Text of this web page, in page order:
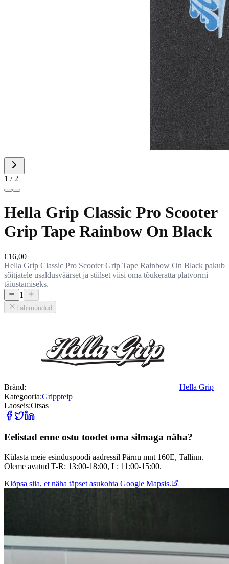
1 / 2
Hella Grip Classic Pro Scooter
Grip Tape Rainbow On Black
€16,00
Hella Grip Classic Pro Scooter Grip Tape Rainbow On Black pakub
sõitjatele usaldusväärset ja stiilset viisi oma tõukeratta platvormi
täiustamiseks.
1
Läbimüüdud
Bränd:
Hella Grip
Kategooria:Grippteip
Laoseis:Otsas
Eelistad enne ostu toodet oma silmaga näha?
Külasta meie esinduspoodi aadressil Pärnu mnt 160E, Tallinn.
Oleme avatud T-R: 13:00-18:00, L: 11:00-15:00.
Klõpsa siia, et näha täpset asukohta Google Mapsis.